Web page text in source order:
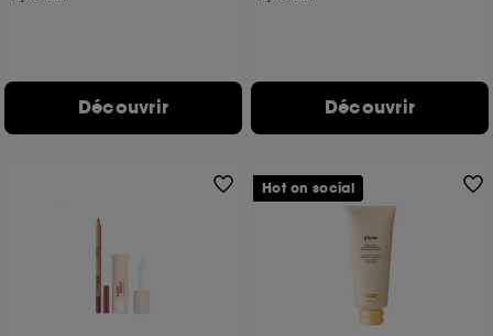
Découvrir Découvrir
Hot on social